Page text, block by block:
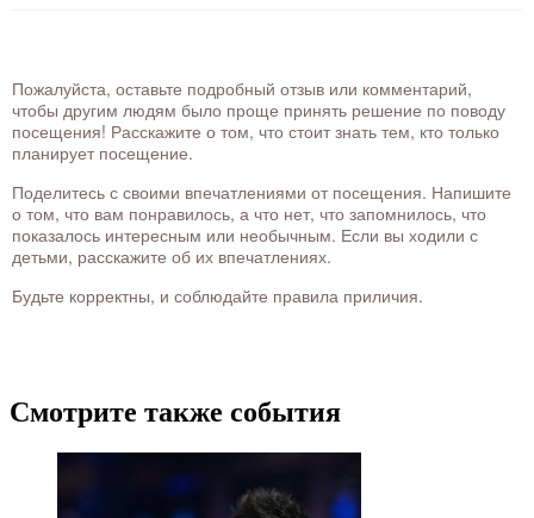
Пожалуйста, оставьте подробный отзыв или комментарий,
чтобы другим людям было проще принять решение по поводу
посещения! Расскажите о том, что стоит знать тем, кто только
планирует посещение.
Поделитесь с своими впечатлениями от посещения. Напишите
о том, что вам понравилось, а что нет, что запомнилось, что
показалось интересным или необычным. Если вы ходили с
детьми, расскажите об их впечатлениях.
Будьте корректны, и соблюдайте правила приличия.
Смотрите также события